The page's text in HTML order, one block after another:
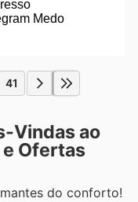
41
Vindas ao
Ofertas
do conforto!